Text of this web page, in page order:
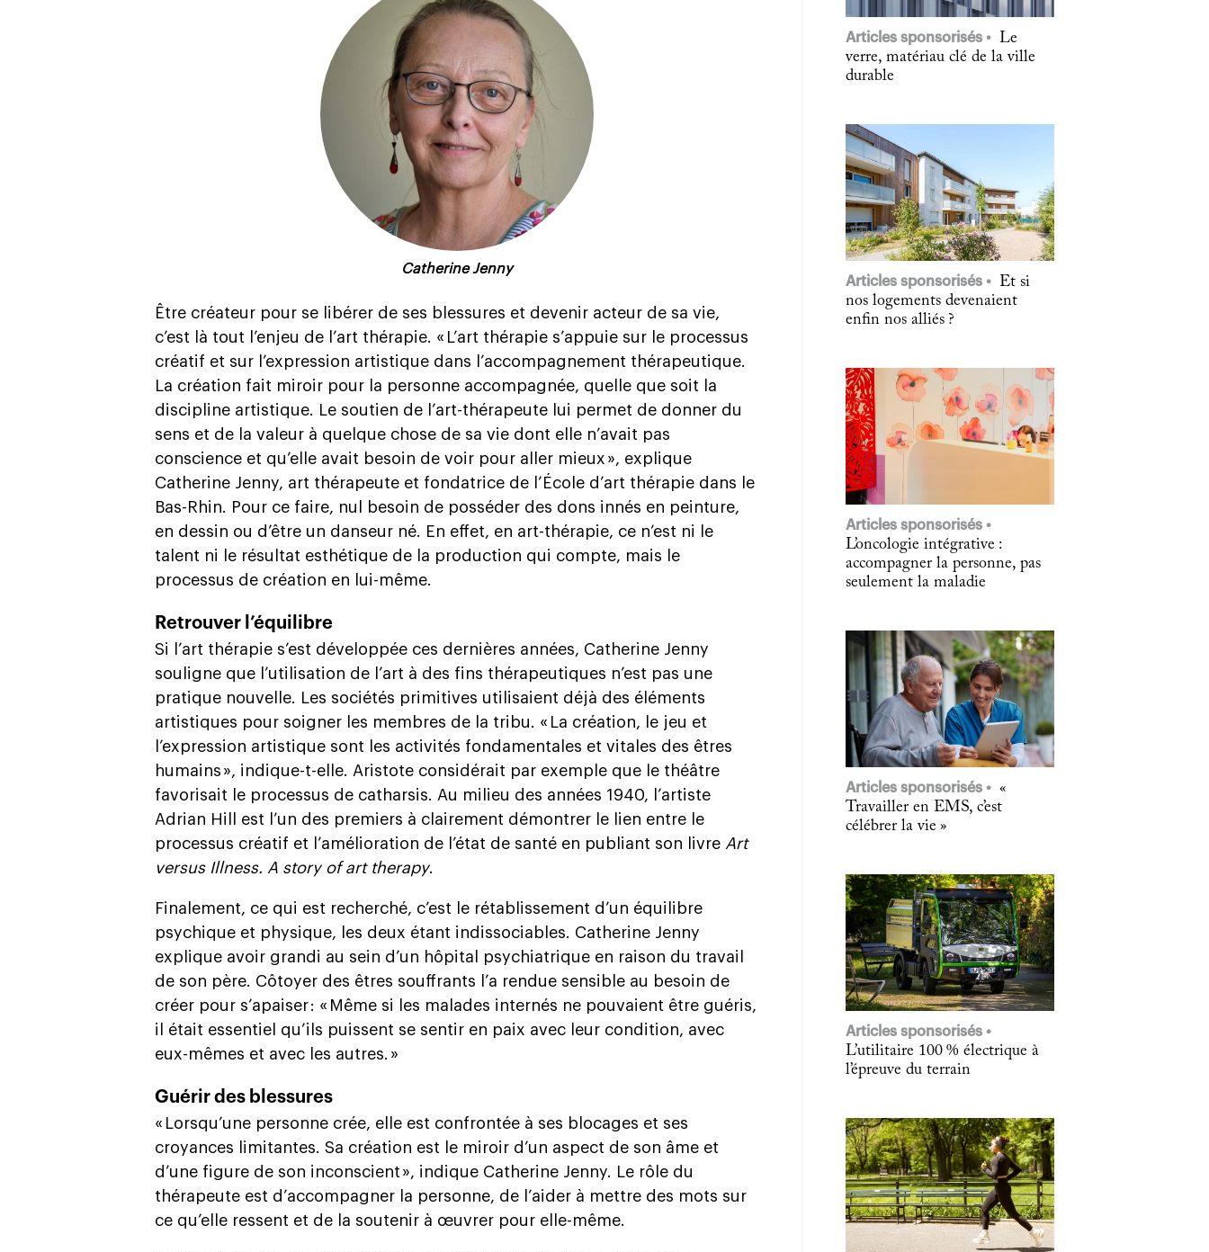
Catherine Jenny
Être créateur pour se libérer de ses blessures et devenir acteur de sa vie,
c’est là tout l’enjeu de l’art thérapie. « L’art thérapie s’appuie sur le processus
créatif et sur l’expression artistique dans l’accompagnement thérapeutique.
La création fait miroir pour la personne accompagnée, quelle que soit la
discipline artistique. Le soutien de l’art-thérapeute lui permet de donner du
sens et de la valeur à quelque chose de sa vie dont elle n’avait pas
conscience et qu’elle avait besoin de voir pour aller mieux », explique
Catherine Jenny, art thérapeute et fondatrice de l’École d’art thérapie dans le
Bas-Rhin. Pour ce faire, nul besoin de posséder des dons innés en peinture,
en dessin ou d’être un danseur né. En effet, en art-thérapie, ce n’est ni le
talent ni le résultat esthétique de la production qui compte, mais le
processus de création en lui-même.
Retrouver l’équilibre
Si l’art thérapie s’est développée ces dernières années, Catherine Jenny
souligne que l’utilisation de l’art à des fins thérapeutiques n’est pas une
pratique nouvelle. Les sociétés primitives utilisaient déjà des éléments
artistiques pour soigner les membres de la tribu. « La création, le jeu et
l’expression artistique sont les activités fondamentales et vitales des êtres
humains », indique-t-elle. Aristote considérait par exemple que le théâtre
favorisait le processus de catharsis. Au milieu des années 1940, l’artiste
Adrian Hill est l’un des premiers à clairement démontrer le lien entre le
processus créatif et l’amélioration de l’état de santé en publiant son livre Art
versus Illness. A story of art therapy.
Finalement, ce qui est recherché, c’est le rétablissement d’un équilibre
psychique et physique, les deux étant indissociables. Catherine Jenny
explique avoir grandi au sein d’un hôpital psychiatrique en raison du travail
de son père. Côtoyer des êtres souffrants l’a rendue sensible au besoin de
créer pour s’apaiser : « Même si les malades internés ne pouvaient être guéris,
il était essentiel qu’ils puissent se sentir en paix avec leur condition, avec
eux-mêmes et avec les autres. »
Guérir des blessures
« Lorsqu’une personne crée, elle est confrontée à ses blocages et ses
croyances limitantes. Sa création est le miroir d’un aspect de son âme et
d’une figure de son inconscient », indique Catherine Jenny. Le rôle du
thérapeute est d’accompagner la personne, de l’aider à mettre des mots sur
ce qu’elle ressent et de la soutenir à œuvrer pour elle-même.
Articles sponsorisés
Le
verre, matériau clé de la ville
durable
Articles sponsorisés
Et si
nos logements devenaient
enfin nos alliés ?
Articles sponsorisés
L’oncologie intégrative :
accompagner la personne, pas
seulement la maladie
Articles sponsorisés
«
Travailler en EMS, c’est
célébrer la vie »
Articles sponsorisés
L’utilitaire 100 % électrique à
l’épreuve du terrain